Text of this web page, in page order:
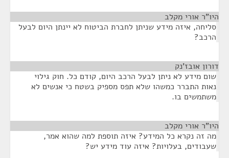
היו"ר אורי מקלב
סליחה, איזה מידע שניתן לחברת הביטוח לא יינתן היום לבעל
הרכב?
דורון אובז'נק
שום מידע לא ניתן לבעל הרכב היום, קודם כל. חוק גילוי
נאות התברר כמשהו שלא תפס מספיק בשטח כי אנשים לא
משתמשים בו.
היו"ר אורי מקלב
מה זה נקרא כל המידע? איזה תוספת למה שהוא אמר,
שעבודים, בעלויות? איזה עוד מידע יש?